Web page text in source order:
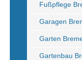
Fußpflege
Garagen
Garten
Gartenbau